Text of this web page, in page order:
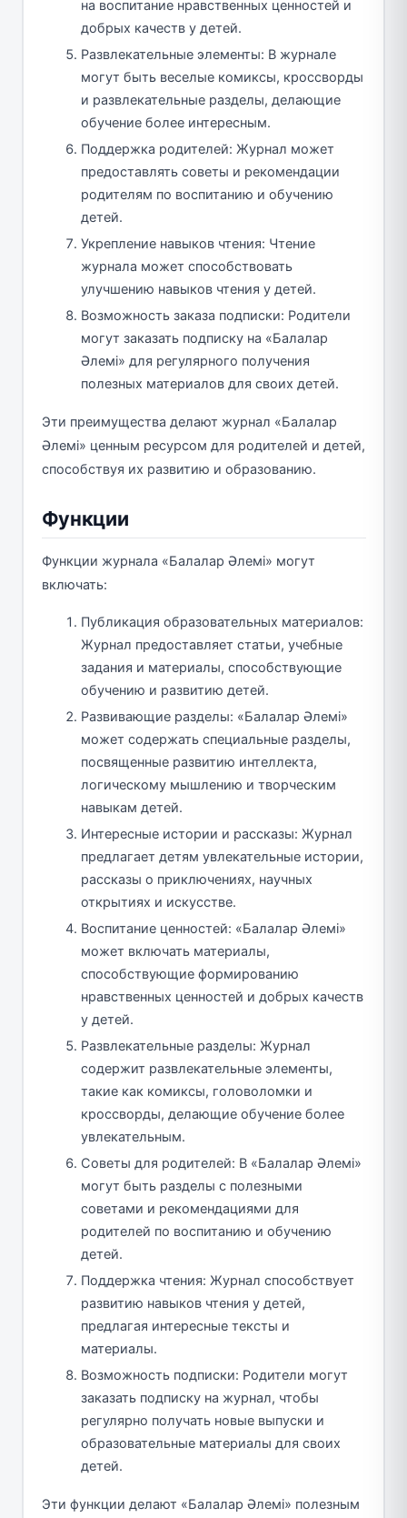
на воспитание нравственных ценностей и
добрых качеств у детей.
Развлекательные элементы: В журнале
могут быть веселые комиксы, кроссворды
и развлекательные разделы, делающие
обучение более интересным.
Поддержка родителей: Журнал может
предоставлять советы и рекомендации
родителям по воспитанию и обучению
детей.
Укрепление навыков чтения: Чтение
журнала может способствовать
улучшению навыков чтения у детей.
Возможность заказа подписки: Родители
могут заказать подписку на «Балалар
Әлемі» для регулярного получения
полезных материалов для своих детей.
Эти преимущества делают журнал «Балалар
Әлемі» ценным ресурсом для родителей и детей,
способствуя их развитию и образованию.
Функции
Функции журнала «Балалар Әлемі» могут
включать:
Публикация образовательных материалов:
Журнал предоставляет статьи, учебные
задания и материалы, способствующие
обучению и развитию детей.
Развивающие разделы: «Балалар Әлемі»
может содержать специальные разделы,
посвященные развитию интеллекта,
логическому мышлению и творческим
навыкам детей.
Интересные истории и рассказы: Журнал
предлагает детям увлекательные истории,
рассказы о приключениях, научных
открытиях и искусстве.
Воспитание ценностей: «Балалар Әлемі»
может включать материалы,
способствующие формированию
нравственных ценностей и добрых качеств
у детей.
Развлекательные разделы: Журнал
содержит развлекательные элементы,
такие как комиксы, головоломки и
кроссворды, делающие обучение более
увлекательным.
Советы для родителей: В «Балалар Әлемі»
могут быть разделы с полезными
советами и рекомендациями для
родителей по воспитанию и обучению
детей.
Поддержка чтения: Журнал способствует
развитию навыков чтения у детей,
предлагая интересные тексты и
материалы.
Возможность подписки: Родители могут
заказать подписку на журнал, чтобы
регулярно получать новые выпуски и
образовательные материалы для своих
детей.
Эти функции делают «Балалар Әлемі» полезным